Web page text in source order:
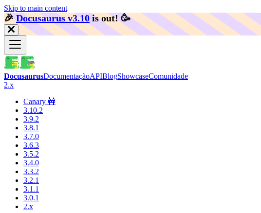
Skip to main content
🎉️Docusaurus v3.10 is out! 🥳️
DocusaurusDocumentaçãoAPIBlogShowcaseComunidade
2.x
Canary 🚧
3.10.2
3.9.2
3.8.1
3.7.0
3.6.3
3.5.2
3.4.0
3.3.2
3.2.1
3.1.1
3.0.1
2.x